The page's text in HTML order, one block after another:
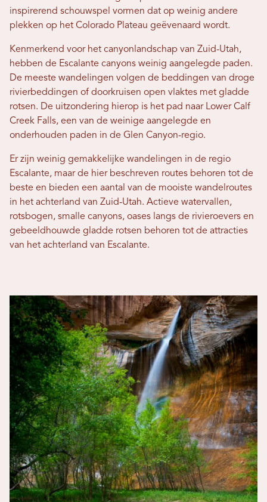
inspirerend schouwspel vormen dat op weinig andere
plekken op het Colorado Plateau geëvenaard wordt.
Kenmerkend voor het canyonlandschap van Zuid-Utah,
hebben de Escalante canyons weinig aangelegde paden.
De meeste wandelingen volgen de beddingen van droge
rivierbeddingen of doorkruisen open vlaktes met gladde
rotsen. De uitzondering hierop is het pad naar Lower Calf
Creek Falls, een van de weinige aangelegde en
onderhouden paden in de Glen Canyon-regio.
Er zijn weinig gemakkelijke wandelingen in de regio
Escalante, maar de hier beschreven routes behoren tot de
beste en bieden een aantal van de mooiste wandelroutes
in het achterland van Zuid-Utah. Actieve watervallen,
rotsbogen, smalle canyons, oases langs de rivieroevers en
gebeeldhouwde gladde rotsen behoren tot de attracties
van het achterland van Escalante.